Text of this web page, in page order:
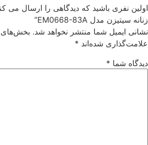
اولین نفری باشید که دیدگاهی را ارسال می
زنانه سیتیزن مدل EM0668-83A”
نشانی ایمیل شما منتشر نخواهد شد. بخش‌های
علامت‌گذاری شده‌اند *
دیدگاه شما *